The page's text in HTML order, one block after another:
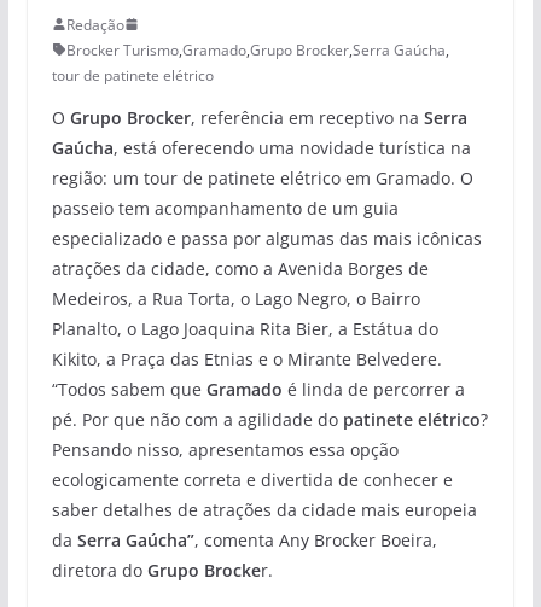
Redação
Brocker Turismo,Gramado,Grupo Brocker,Serra Gaúcha,
tour de patinete elétrico
O Grupo Brocker, referência em receptivo na Serra
Gaúcha, está oferecendo uma novidade turística na
região: um tour de patinete elétrico em Gramado. O
passeio tem acompanhamento de um guia
especializado e passa por algumas das mais icônicas
atrações da cidade, como a Avenida Borges de
Medeiros, a Rua Torta, o Lago Negro, o Bairro
Planalto, o Lago Joaquina Rita Bier, a Estátua do
Kikito, a Praça das Etnias e o Mirante Belvedere.
“Todos sabem que Gramado é linda de percorrer a
pé. Por que não com a agilidade do patinete elétrico?
Pensando nisso, apresentamos essa opção
ecologicamente correta e divertida de conhecer e
saber detalhes de atrações da cidade mais europeia
da Serra Gaúcha”, comenta Any Brocker Boeira,
diretora do Grupo Brocker.